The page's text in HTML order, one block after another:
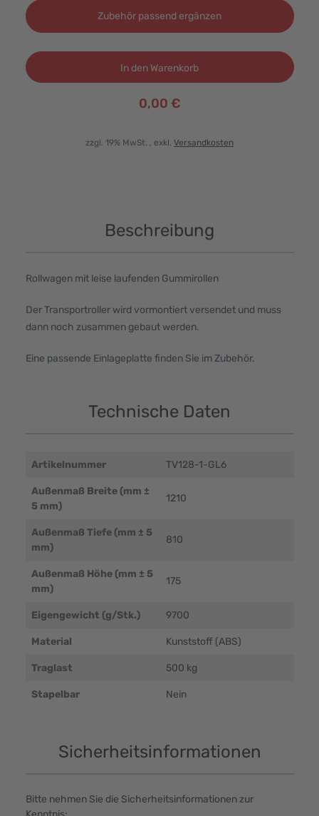
Zubehör passend ergänzen
In den Warenkorb
0,00 €
zzgl. 19% MwSt. , exkl. Versandkosten
Beschreibung
Rollwagen mit leise laufenden Gummirollen
Der Transportroller wird vormontiert versendet und muss
dann noch zusammen gebaut werden.
Eine passende Einlageplatte finden Sie im Zubehör.
Technische Daten
Artikelnummer TV128-1-GL6
Außenmaß Breite (mm ±
5 mm)
1210
Außenmaß Tiefe (mm ± 5
mm)
810
Außenmaß Höhe (mm ± 5
mm)
175
Eigengewicht (g/Stk.) 9700
Material Kunststoff (ABS)
Traglast 500 kg
Stapelbar Nein
Sicherheitsinformationen
Bitte nehmen Sie die Sicherheitsinformationen zur